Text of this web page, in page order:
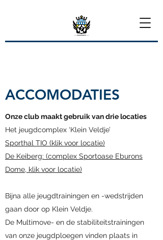
ACCOMODATIES
Onze club maakt gebruik van drie locaties
Het jeugdcomplex ‘Klein Veldje’
Sporthal TIO (klik voor locatie)
De Keiberg: (complex Sportoase Eburons
Dome, klik voor locatie)
Bijna alle jeugdtrainingen en -wedstrijden
gaan door op Klein Veldje.
De Multimove- en de stabiliteitstrainingen
van onze jeugdploegen vinden plaats in